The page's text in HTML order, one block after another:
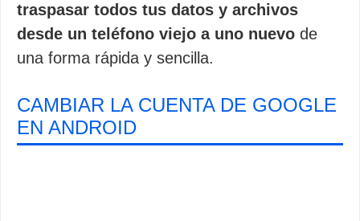
traspasar todos tus datos y archivos
desde un teléfono viejo a uno nuevo de
una forma rápida y sencilla.
CAMBIAR LA CUENTA DE GOOGLE
EN ANDROID